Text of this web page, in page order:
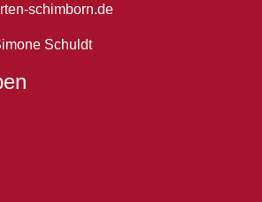
schimborn.de
Schuldt